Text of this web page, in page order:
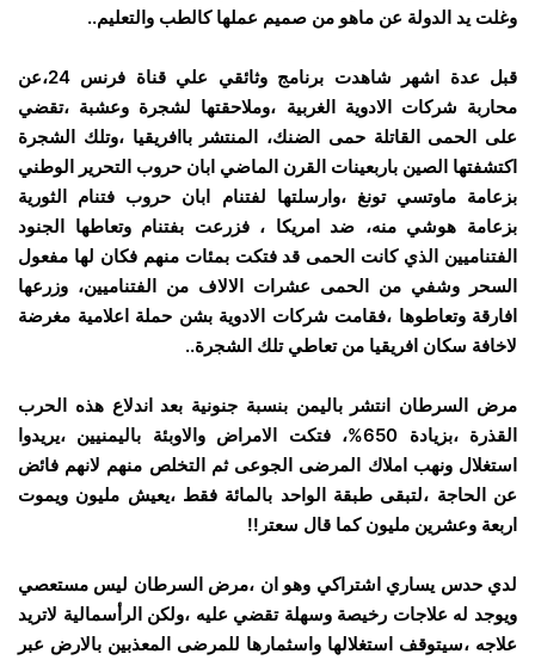
وغلت يد الدولة عن ماهو من صميم عملها كالطب والتعليم..
قبل عدة اشهر شاهدت برنامج وثائقي علي قناة فرنس 24،عن
محاربة شركات الادوية الغربية ،وملاحقتها لشجرة وعشبة ،تقضي
على الحمى القاتلة حمى الضنك، المنتشر باافريقيا ،وتلك الشجرة
اكتشفتها الصين باربعينات القرن الماضي ابان حروب التحرير الوطني
بزعامة ماوتسي تونغ ،وارسلتها لفتنام ابان حروب فتنام الثورية
بزعامة هوشي منه، ضد امريكا ، فزرعت بفتنام وتعاطها الجنود
الفتناميين الذي كانت الحمى قد فتكت بمئات منهم فكان لها مفعول
السحر وشفي من الحمى عشرات الالاف من الفتناميين، وزرعها
افارقة وتعاطوها ،فقامت شركات الادوية بشن حملة اعلامية مغرضة
لاخافة سكان افريقيا من تعاطي تلك الشجرة..
مرض السرطان انتشر باليمن بنسبة جنونية بعد اندلاع هذه الحرب
القذرة ،بزيادة 650%، فتكت الامراض والاوبئة باليمنيين ،يريدوا
استغلال ونهب املاك المرضى الجوعى ثم التخلص منهم لانهم فائض
عن الحاجة ،لتبقى طبقة الواحد بالمائة فقط ،يعيش مليون ويموت
اربعة وعشرين مليون كما قال سعتر!!
لدي حدس يساري اشتراكي وهو ان ،مرض السرطان ليس مستعصي
ويوجد له علاجات رخيصة وسهلة تقضي عليه ،ولكن الرأسمالية لاتريد
علاجه ،سيتوقف استغلالها واسثمارها للمرضى المعذبين بالارض عبر